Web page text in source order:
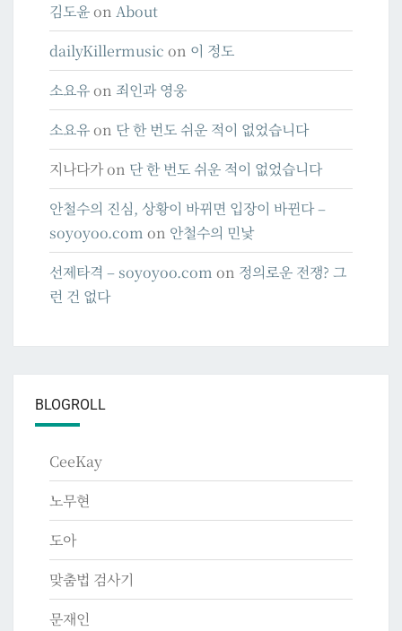
김도윤on About
dailyKillermusic on 이 정도
소요유on 죄인과 영웅
소요유on 단 한 번도 쉬운 적이 없었습니다
지나다가on 단 한 번도 쉬운 적이 없었습니다
안철수의 진심, 상황이 바뀌면 입장이 바뀐다 –
soyoyoo.com on 안철수의 민낯
선제타격 – soyoyoo.com on 정의로운 전쟁? 그
런 건 없다
BLOGROLL
CeeKay
노무현
도아
맞춤법 검사기
문재인